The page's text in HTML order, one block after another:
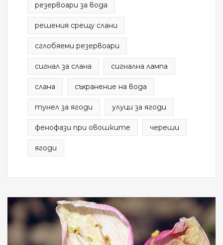
резервоари за вода
решения срещу слани
сглобяеми резервоари
сигнал за слана сигнална лампа
слана съхранение на вода
тунел за ягоди улуци за ягоди
фенофази при овошките череши
ягоди